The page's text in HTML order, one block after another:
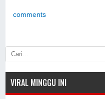
comments
VIRAL MINGGU INI